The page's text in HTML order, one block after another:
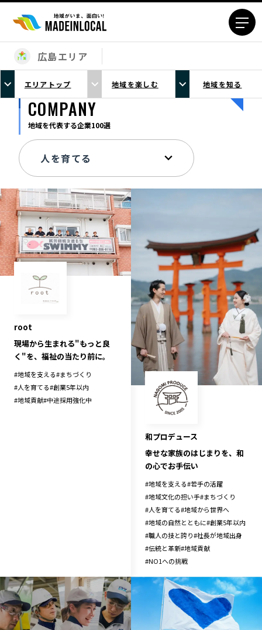
エリアから探す
北海道エリア
青森エリア
岩手エリア
秋田エリア
福島エリア
栃木エリア
埼玉エリア
千葉エリア
東京23区エリア
神奈川エリア
富山エリア
石川エリア
福井エリア
山梨エリア
長野エリア
岐阜エリア
静岡エリア
愛知エリア
滋賀エリア
京都エリア
大阪市エリア
北摂エリア
堺・泉州エリア
兵庫エリア
奈良エリア
和歌山エリア
鳥取エリア
島根エリア
徳島エリア
愛媛エリア
長崎エリア
大分エリア
鹿児島エリア
カテゴリから探す
特集コンテンツ
地域を代表する 企業100選
広島エリア
エリアトップ 地域を楽しむ 地域を知る
COMPANY
地域を代表する企業100選
root
現場から生まれる"もっと良
く"を、福祉の当たり前に。
#地域を支える#まちづくり
#人を育てる#創業5年以内
#地域貢献#中途採用強化中
和プロデュース
幸せな家族のはじまりを、和
の心でお手伝い
#地域を支える#若手の活躍
#地域文化の担い手#まちづくり
#人を育てる#地域から世界へ
#地域の自然とともに#創業5年以内
#職人の技と誇り#社長が地域出身
#伝統と革新#地域貢献
#NO1への挑戦